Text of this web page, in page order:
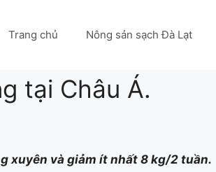
Trang chủ Nông sản sạch Đà Lạt
tại Châu Á.
xuyên và giảm ít nhất 8 kg/2 tuần.